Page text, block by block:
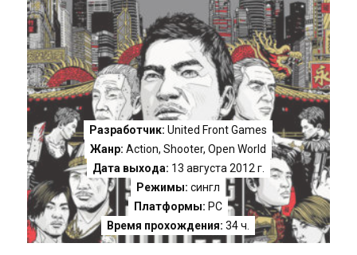
Разработчик: United Front Games
Жанр: Action,Shooter,Open World
Дата выхода: 13 августа 2012 г.
Режимы: сингл
Платформы: PC
Время прохождения: 34 ч.